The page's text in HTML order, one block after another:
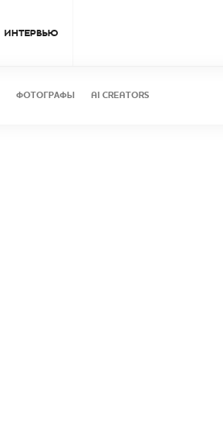
ИНТЕРВЬЮ
ФОТОГРАФЫ AI CREATORS